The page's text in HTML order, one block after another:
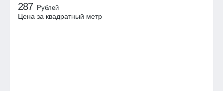
287 Рублей
Цена за квадратный метр